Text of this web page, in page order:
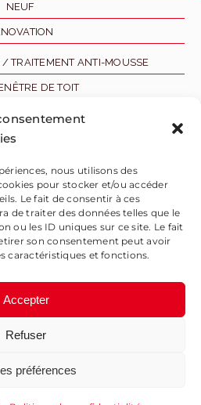
nous utilisons des
pour stocker et/ou accéder
Le fait de consentir à ces
de traiter des données telles que le
ou les ID uniques sur ce site. Le fait
son consentement peut avoir
caractéristiques et fonctions.
Accepter
Refuser
préférences
NEUF
TRAITEMENT ANTI-MOUSSE
DE TOIT
CONTACT
40 36 21 08
SAMM
de confidentialité